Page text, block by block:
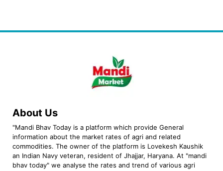
About Us
"Mandi Bhav Today is a platform which provide General
information about the market rates of agri and related
commodities. The owner of the platform is Lovekesh Kaushik
an Indian Navy veteran, resident of Jhajjar, Haryana. At "mandi
bhav today" we analyse the rates and trend of various agri